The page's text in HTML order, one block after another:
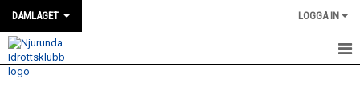
DAMLAGET LOGGA IN
HEM